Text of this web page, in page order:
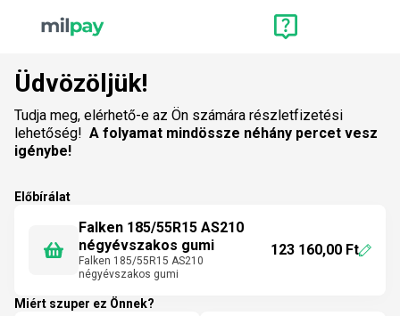
Üdvözöljük!
Tudja meg, elérhető-e az Ön számára részletfizetési
lehetőség! A folyamat mindössze néhány percet vesz
igénybe!
Előbírálat
Falken 185/55R15 AS210
négyévszakos gumi
Falken 185/55R15 AS210
négyévszakos gumi
123 160,00 Ft
Miért szuper ez Önnek?